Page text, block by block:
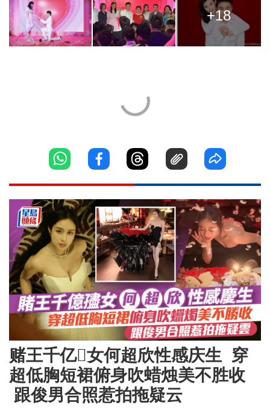
+18
赌王千亿𡥧女何超欣性感庆生 穿
超低胸短裙俯身吹蜡烛美不胜收
跟俊男合照惹拍拖疑云